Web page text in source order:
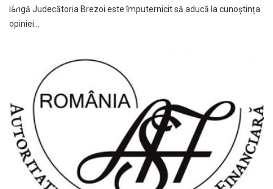
lângă Judecătoria Brezoi este împuternicit să aducă la cunoștința
opiniei…